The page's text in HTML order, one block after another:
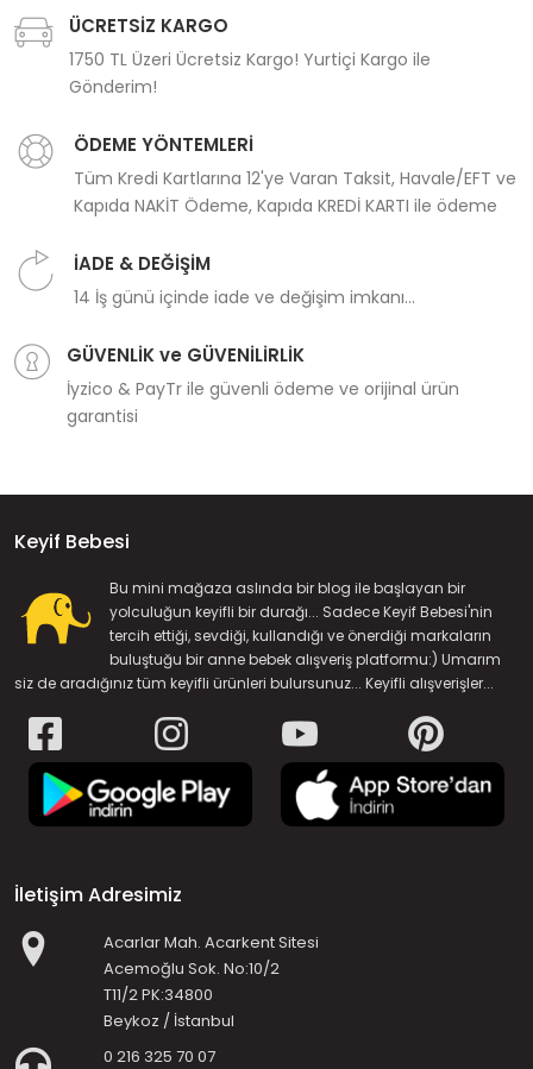
ÜCRETSİZ KARGO
1750 TL Üzeri Ücretsiz Kargo! Yurtiçi Kargo ile
Gönderim!
ÖDEME YÖNTEMLERİ
Tüm Kredi Kartlarına 12'ye Varan Taksit, Havale/EFT ve
Kapıda NAKİT Ödeme, Kapıda KREDİ KARTI ile ödeme
İADE & DEĞİŞİM
14 İş günü içinde iade ve değişim imkanı...
GÜVENLİK ve GÜVENİLİRLİK
İyzico & PayTr ile güvenli ödeme ve orijinal ürün
garantisi
Keyif Bebesi
Bu mini mağaza aslında bir blog ile başlayan bir
yolculuğun keyifli bir durağı... Sadece Keyif Bebesi'nin
tercih ettiği, sevdiği, kullandığı ve önerdiği markaların
buluştuğu bir anne bebek alışveriş platformu:) Umarım
siz de aradığınız tüm keyifli ürünleri bulursunuz... Keyifli alışverişler...
İletişim Adresimiz
Acarlar Mah. Acarkent Sitesi
Acemoğlu Sok. No:10/2
T11/2 PK:34800
Beykoz / İstanbul
0 216 325 70 07